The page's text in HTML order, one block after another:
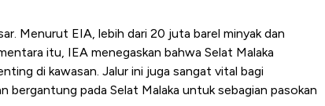
Menurut EIA, lebih dari 20 juta barel minyak dan
itu, IEA menegaskan bahwa Selat Malaka
di kawasan. Jalur ini juga sangat vital bagi
bergantung pada Selat Malaka untuk sebagian pasokan